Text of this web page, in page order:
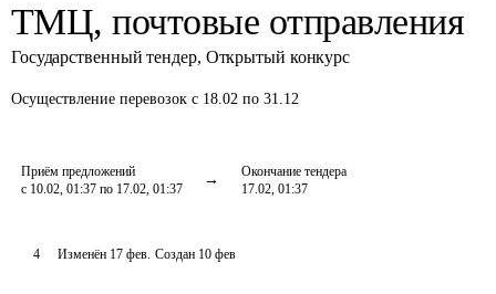
ТМЦ, почтовые отправления
Государственный тендер, Открытый конкурс
Осуществление перевозок с 18.02 по 31.12
Приём предложений
с 10.02, 01:37 по 17.02, 01:37
Окончание тендера
17.02, 01:37
4 Изменён 17 фев. Создан 10 фев